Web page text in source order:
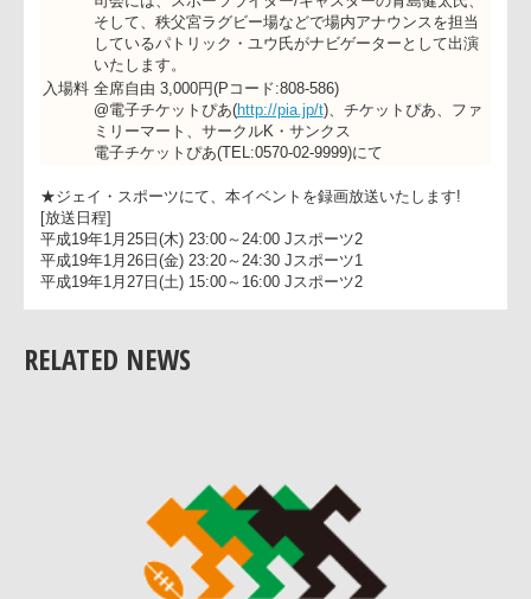
トーナメント「マイクロソフトカップ」に向けて、対戦
チーム同士の監督(ヘッドコーチ)による熱いトークバト
を開催。
司会には、スポーツライター/キャスターの青島健太氏
そして、秩父宮ラグビー場などで場内アナウンスを担当
しているパトリック・ユウ氏がナビゲーターとして出演
いたします。
@電子チケットぴあ(http://pia.jp/t)、チケットぴあ、フ
ミリーマート、サークルK・サンクス
電子チケットぴあ(TEL:0570-02-9999)にて
平成19年1月25日(木) 23:00～24:00 Jスポーツ2
平成19年1月26日(金) 23:20～24:30 Jスポーツ1
RELATED NEWS